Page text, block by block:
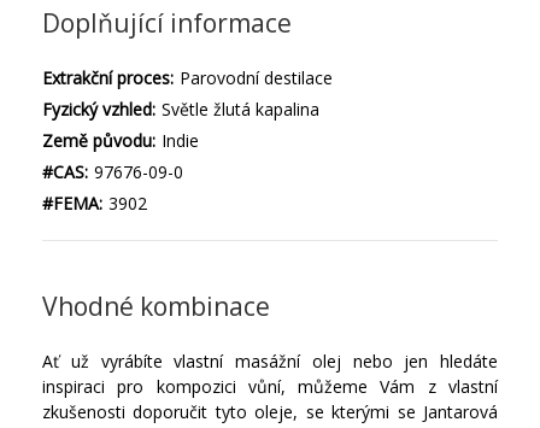
Doplňující informace
Extrakční proces: Parovodní destilace
Fyzický vzhled: Světle žlutá kapalina
Země původu: Indie
#CAS: 97676-09-0
#FEMA: 3902
Vhodné kombinace
Ať už vyrábíte vlastní masážní olej nebo jen hledáte
inspiraci pro kompozici vůní, můžeme Vám z vlastní
zkušenosti doporučit tyto oleje, se kterými se Jantarová